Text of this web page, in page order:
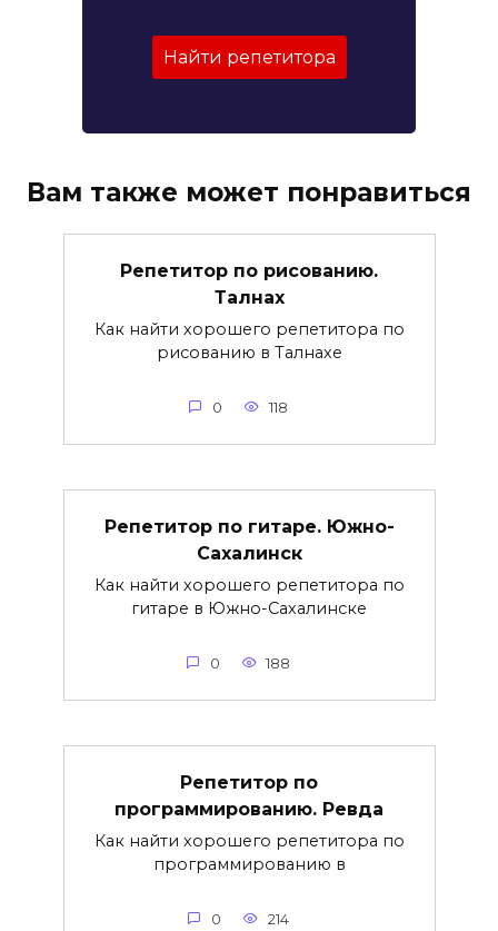
Найти репетитора
Вам также может понравиться
Репетитор по рисованию.
Талнах
Как найти хорошего репетитора по
рисованию в Талнахе
0 118
Репетитор по гитаре. Южно-
Сахалинск
Как найти хорошего репетитора по
гитаре в Южно-Сахалинске
0 188
Репетитор по
программированию. Ревда
Как найти хорошего репетитора по
программированию в
0 214